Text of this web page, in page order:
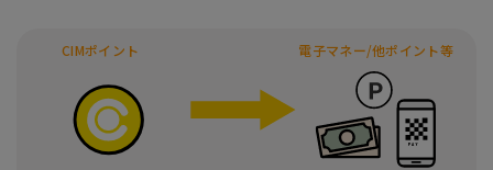
CIMポイント 電子マネー/他ポイント等